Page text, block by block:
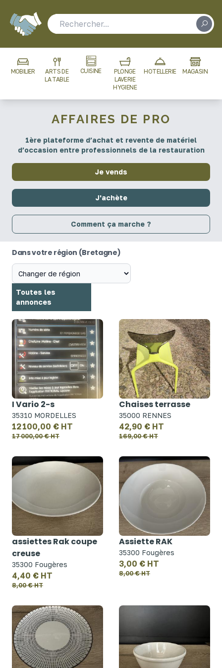
MOBILIER
ARTS DE
LA TABLE
CUISINE
PLONGE
LAVERIE
HYGIENE
HOTELLERIE MAGASIN
AFFAIRES DE PRO
1ère plateforme d’achat et revente de matériel
d’occasion entre professionnels de la restauration
Je vends
J'achète
Comment ça marche ?
Dans votre région (Bretagne)
Toutes les
annonces
I Vario 2-s
35310 MORDELLES
12 100,00 € HT
17 000,00 € HT
Chaises terrasse
35000 RENNES
42,90 € HT
169,00 € HT
assiettes Rak coupe
creuse
35300 Fougères
4,40 € HT
8,00 € HT
Assiette RAK
35300 Fougères
3,00 € HT
8,00 € HT